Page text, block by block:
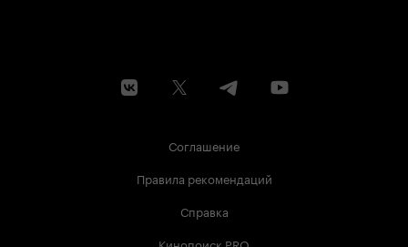
Соглашение
Правила рекомендаций
Справка
Кинопоиск PRO